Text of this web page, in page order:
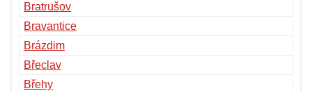
Bratrušov
Bravantice
Brázdim
Břeclav
Břehy